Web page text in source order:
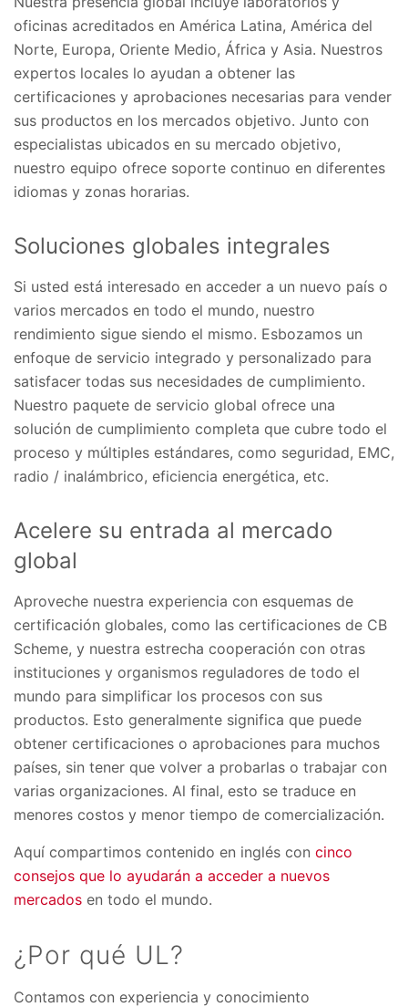
oficinas acreditados en América Latina, América del
Norte, Europa, Oriente Medio, África y Asia. Nuestros
expertos locales lo ayudan a obtener las
certificaciones y aprobaciones necesarias para vender
sus productos en los mercados objetivo. Junto con
especialistas ubicados en su mercado objetivo,
nuestro equipo ofrece soporte continuo en diferentes
idiomas y zonas horarias.
Soluciones globales integrales
Si usted está interesado en acceder a un nuevo país o
varios mercados en todo el mundo, nuestro
rendimiento sigue siendo el mismo. Esbozamos un
enfoque de servicio integrado y personalizado para
satisfacer todas sus necesidades de cumplimiento.
Nuestro paquete de servicio global ofrece una
solución de cumplimiento completa que cubre todo el
proceso y múltiples estándares, como seguridad, EMC,
radio / inalámbrico, eficiencia energética, etc.
Acelere su entrada al mercado
global
Aproveche nuestra experiencia con esquemas de
certificación globales, como las certificaciones de CB
Scheme, y nuestra estrecha cooperación con otras
instituciones y organismos reguladores de todo el
mundo para simplificar los procesos con sus
productos. Esto generalmente significa que puede
obtener certificaciones o aprobaciones para muchos
países, sin tener que volver a probarlas o trabajar con
varias organizaciones. Al final, esto se traduce en
menores costos y menor tiempo de comercialización.
Aquí compartimos contenido en inglés con cinco
consejos que lo ayudarán a acceder a nuevos
mercados en todo el mundo.
¿Por qué UL?
Contamos con experiencia y conocimiento